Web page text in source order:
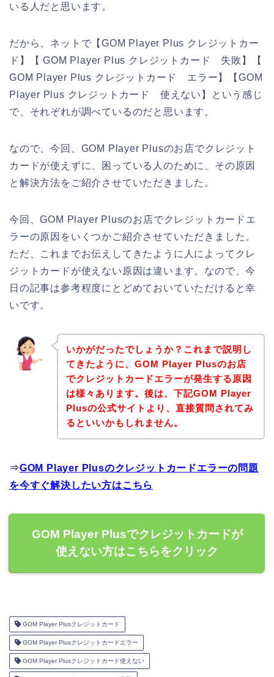
いる人だと思います。
だから、ネットで【GOM Player Plus クレジットカー
ド】【 GOM Player Plus クレジットカード 失敗】【
GOM Player Plus クレジットカード エラー】【GOM
Player Plus クレジットカード 使えない】という感じ
で、それぞれが調べているのだと思います。
なので、今回、GOM Player Plusのお店でクレジット
カードが使えずに、困っている人のために、その原因
と解決方法をご紹介させていただきました。
今回、GOM Player Plusのお店でクレジットカードエ
ラーの原因をいくつかご紹介させていただきました。
ただ、これまでお伝えしてきたように人によってクレ
ジットカードが使えない原因は違います。なので、今
日の記事は参考程度にとどめておいていただけると幸
いです。
いかがだったでしょうか？これまで説明し
てきたように、GOM Player Plusのお店
でクレジットカードエラーが発生する原因
は様々あります。後は、下記GOM Player
Plusの公式サイトより、直接質問されてみ
るといいかもしれません。
⇒GOM Player Plusのクレジットカードエラーの問題
を今すぐ解決したい方はこちら
GOM Player Plusでクレジットカードが
使えない方はこちらをクリック
GOM Player Plusクレジットカード
GOM Player Plusクレジットカードエラー
GOM Player Plusクレジットカード使えない